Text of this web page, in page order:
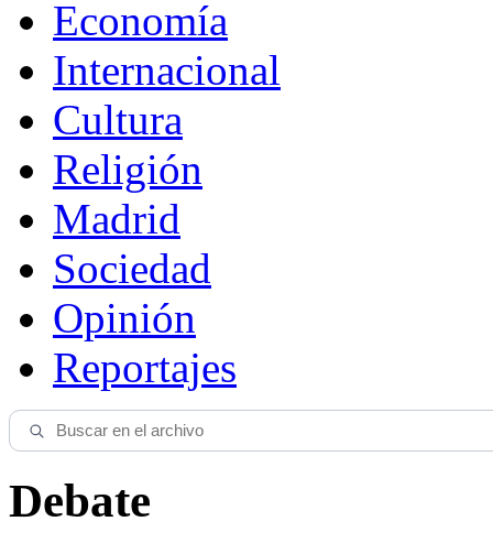
Economía
Internacional
Cultura
Religión
Madrid
Sociedad
Opinión
Reportajes
Debate